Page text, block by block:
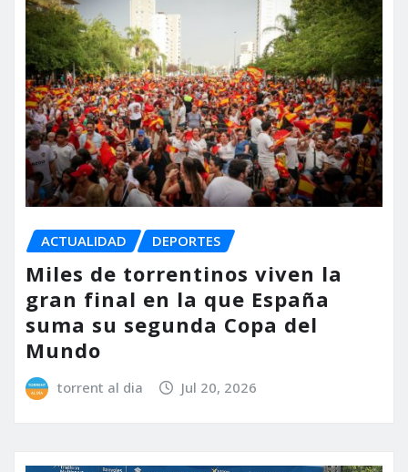
ACTUALIDAD DEPORTES
Miles de torrentinos viven la
gran final en la que España
suma su segunda Copa del
Mundo
torrent al dia Jul 20, 2026